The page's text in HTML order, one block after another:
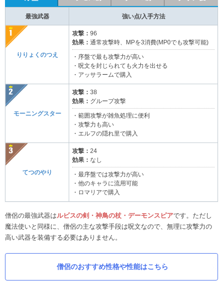
最強武器 強い点/入手方法
りりょくのつえ
攻撃： 96
効果： 通常攻撃時、MPを3消費(MP0でも攻撃可能)
・序盤で最も攻撃力が高い
・呪文を封じられても火力を出せる
・アッサラームで購入
モーニングスター
攻撃： 38
効果： グループ攻撃
・範囲攻撃が雑魚処理に便利
・攻撃力も高い
・エルフの隠れ里で購入
てつのやり
攻撃： 24
効果： なし
・最序盤では攻撃力が高い
・他のキャラに流用可能
・ロマリアで購入
僧侶の最強武器はルビスの剣・神鳥の杖・デーモンスピアです。ただし
魔法使いと同様に、僧侶の主な攻撃手段は呪文なので、無理に攻撃力の
高い武器を装備する必要はありません。
僧侶のおすすめ性格や性能はこちら